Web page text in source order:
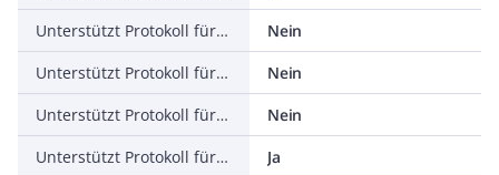
Unterstützt Protokoll für PROFINET CBA
Nein
Unterstützt Protokoll für SERCOS
Nein
Unterstützt Protokoll für Foundation Fieldbus
Nein
Unterstützt Protokoll für EtherNet/IP
Ja